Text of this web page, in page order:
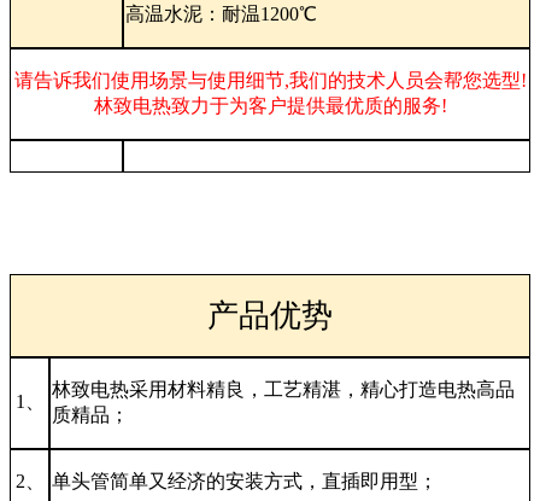
高温水泥：耐温1200℃
请告诉我们使用场景与使用细节,我们的技术人员会帮您选型!
林致电热致力于为客户提供最优质的服务!
产品优势
1、
林致电热采用材料精良，工艺精湛，精心打造电热高品
质精品；
2、 单头管简单又经济的安装方式，直插即用型；